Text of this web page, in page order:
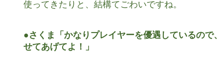
使ってきたりと、結構てごわいですね。
●さくま「かなりプレイヤーを優遇しているので
せてあげてよ！」